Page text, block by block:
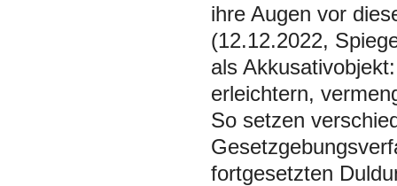
ihre Augen vor
(12.12.2022,
als
erleichtern,
So setzen
fortgesetzten